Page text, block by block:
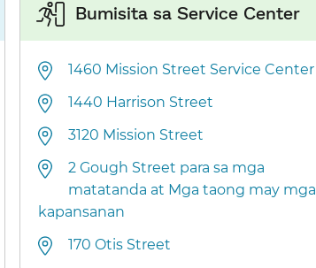
Bumisita sa Service Center​​
1460 Mission Street Service Center​​
1440 Harrison Street​​
3120 Mission Street​​
2 Gough Street para sa mga
matatanda at Mga taong may mga
kapansanan​​
170 Otis Street​​